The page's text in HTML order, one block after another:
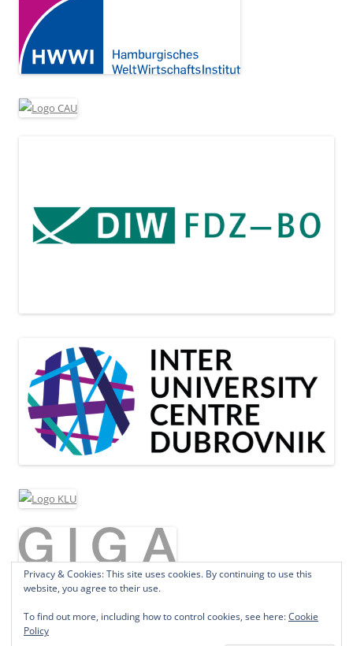
Privacy & Cookies: This site uses cookies. By continuing to use this
website, you agree to their use.
To find out more, including how to control cookies, see here:Cookie
Policy